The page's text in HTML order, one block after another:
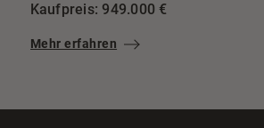
Kaufpreis: 949.000 €
Mehr erfahren